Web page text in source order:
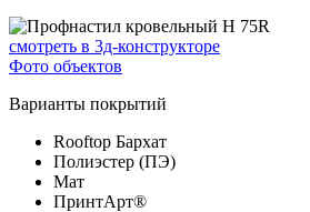
смотреть в 3д-конструкторе
Фото объектов
Варианты покрытий
Rooftop Бархат
Полиэстер (ПЭ)
Мат
ПринтАрт®